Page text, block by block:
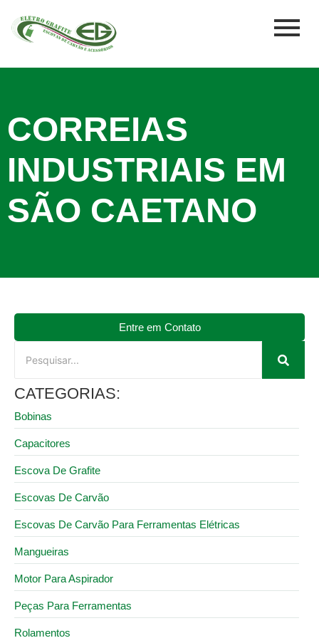
CORREIAS
INDUSTRIAIS EM
SÃO CAETANO
Entre em Contato
CATEGORIAS:
Bobinas
Capacitores
Escova De Grafite
Escovas De Carvão
Escovas De Carvão Para Ferramentas Elétricas
Mangueiras
Motor Para Aspirador
Peças Para Ferramentas
Rolamentos